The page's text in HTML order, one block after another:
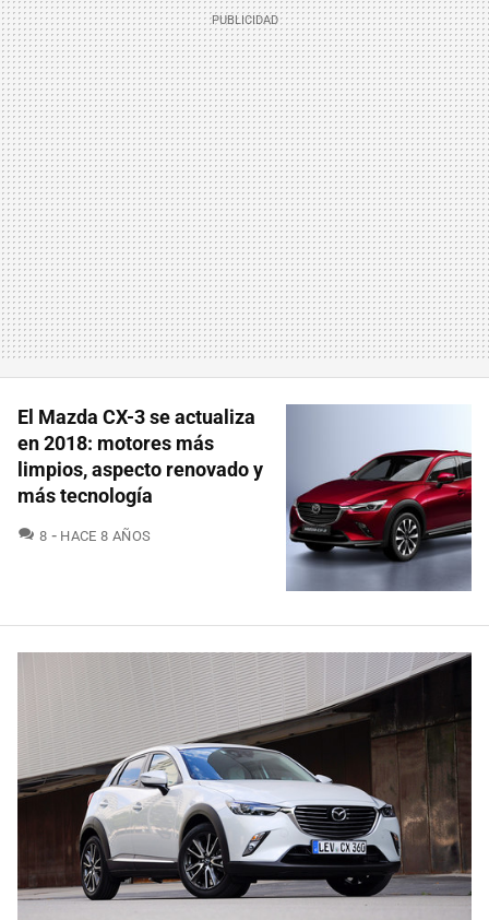
El Mazda CX-3 se actualiza
en 2018: motores más
limpios, aspecto renovado y
más tecnología
8 COMENTARIOS
HACE 8 AÑOS